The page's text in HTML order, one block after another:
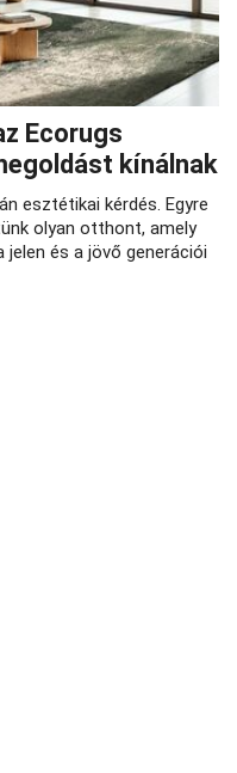
Ecorugs
kínálnak
esztétikai kérdés. Egyre
olyan otthont, amely
és a jövő generációi